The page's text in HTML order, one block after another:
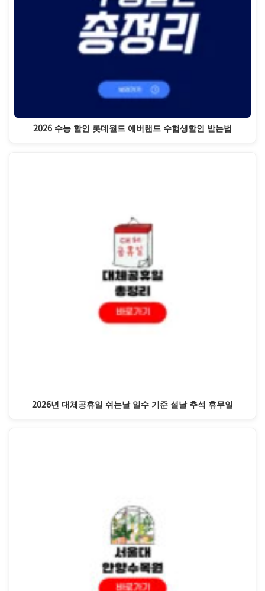
2026 수능 할인 롯데월드 에버랜드 수험생할인 받는법
2026년 대체공휴일 쉬는날 일수 기준 설날 추석 휴무일